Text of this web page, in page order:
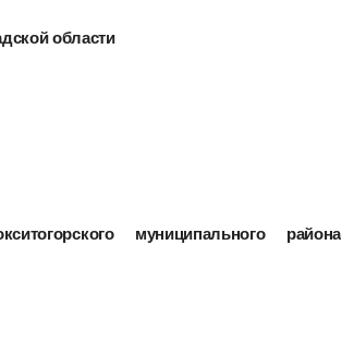
области
муниципального района